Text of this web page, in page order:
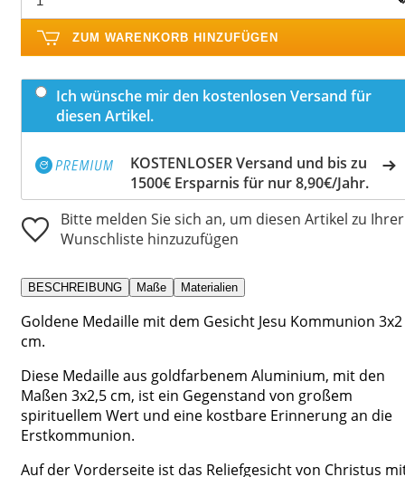
ZUM WARENKORB HINZUFÜGEN
Ich wünsche mir den kostenlosen Versand für
diesen Artikel.
KOSTENLOSER Versand und bis zu
1500€ Ersparnis für nur 8,90€/Jahr.
Bitte melden Sie sich an, um diesen Artikel zu Ihrer
Wunschliste hinzuzufügen
BESCHREIBUNG Maße Materialien
Goldene Medaille mit dem Gesicht Jesu Kommunion 3x2
cm.
Diese Medaille aus goldfarbenem Aluminium, mit den
Maßen 3x2,5 cm, ist ein Gegenstand von großem
spirituellem Wert und eine kostbare Erinnerung an die
Erstkommunion.
Auf der Vorderseite ist das Reliefgesicht von Christus